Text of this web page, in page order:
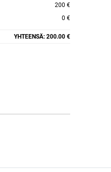
200 €
0 €
YHTEENSÄ: 200.00 €